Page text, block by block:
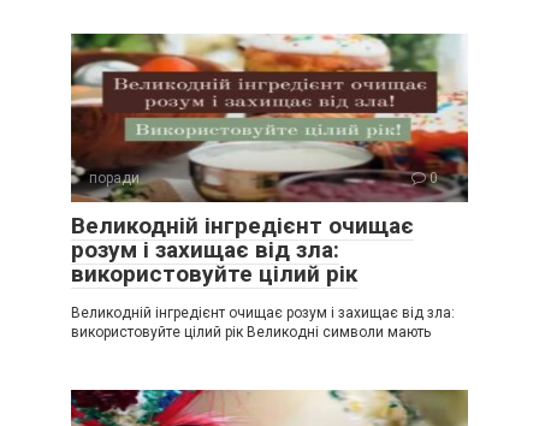
поради 0
Великодній інгредієнт очищає
розум і захищає від зла:
використовуйте цілий рік
Великодній інгредієнт очищає розум і захищає від зла:
використовуйте цілий рік Великодні символи мають